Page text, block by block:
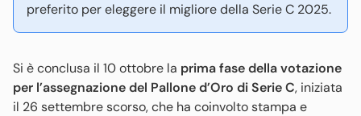
preferito per eleggere il migliore della Serie C 2025.
Si è conclusa il 10 ottobre la prima fase della votazione
per l’assegnazione del Pallone d’Oro di Serie C, iniziata
il 26 settembre scorso, che ha coinvolto stampa e